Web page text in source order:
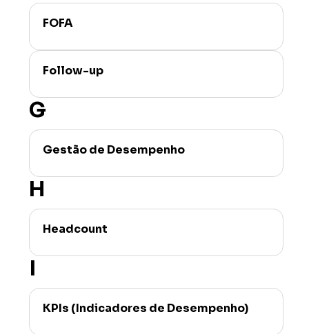
FOFA
Follow-up
G
Gestão de Desempenho
H
Headcount
I
KPIs (Indicadores de Desempenho)